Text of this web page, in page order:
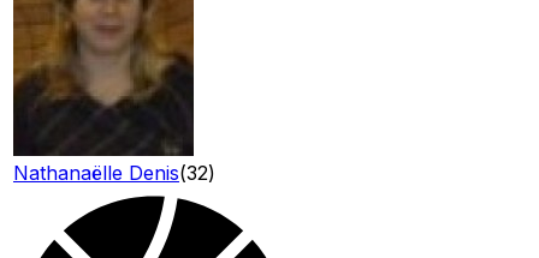
Nathanaëlle Denis(32)